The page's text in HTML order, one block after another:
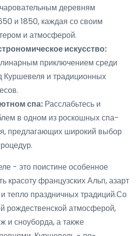
деревням
и 1850, каждая со своим
и атмосферой.
искусство:
приключением среди
Куршевеля и традиционных
спа: Расслабьтесь и
в одном из роскошных спа-
предлагающих широкий выбор
- это поистине особенное
красоту французских Альп, азарт
тепло праздничных традиций.Со
рождественской атмосферой,
и сноуборда, а также